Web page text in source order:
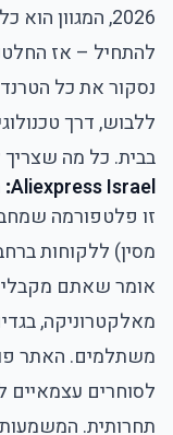
2026, המגוון
להתחיל – אז
נסקור את כל
ללבוש, דרך
בבית. כל מה
Aliexpress Israel
:
זו פלטפורמה
מסין) ללקוחות
אומר שאתם
מאלקטרוניקה,
לסוחרים עצמאיים
תחרותית.